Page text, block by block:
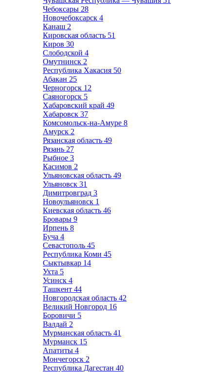
Чебоксары 28
Новочебоксарск 4
Канаш 2
Кировская область 51
Киров 30
Слободской 4
Омутнинск 2
Республика Хакасия 50
Абакан 25
Черногорск 12
Саяногорск 5
Хабаровский край 49
Хабаровск 37
Комсомольск-на-Амуре 8
Амурск 2
Рязанская область 49
Рязань 27
Рыбное 3
Касимов 2
Ульяновская область 49
Ульяновск 31
Димитровград 3
Новоульяновск 1
Киевская область 46
Бровары 9
Ирпень 8
Буча 4
Севастополь 45
Республика Коми 45
Сыктывкар 14
Ухта 5
Усинск 4
Ташкент 44
Новгородская область 42
Великий Новгород 16
Боровичи 5
Валдай 2
Мурманская область 41
Мурманск 15
Апатиты 4
Мончегорск 2
Республика Дагестан 40